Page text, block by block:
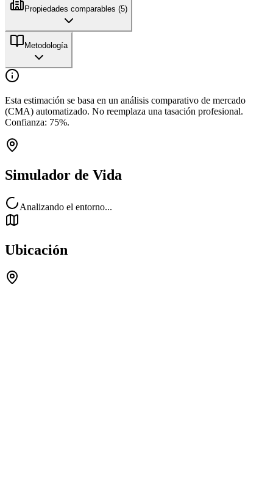
Propiedades comparables (5)
Metodología
Esta estimación se basa en un análisis comparativo de mercado
(CMA) automatizado. No reemplaza una tasación profesional.
Confianza: 75%.
Simulador de Vida
Analizando el entorno...
Ubicación